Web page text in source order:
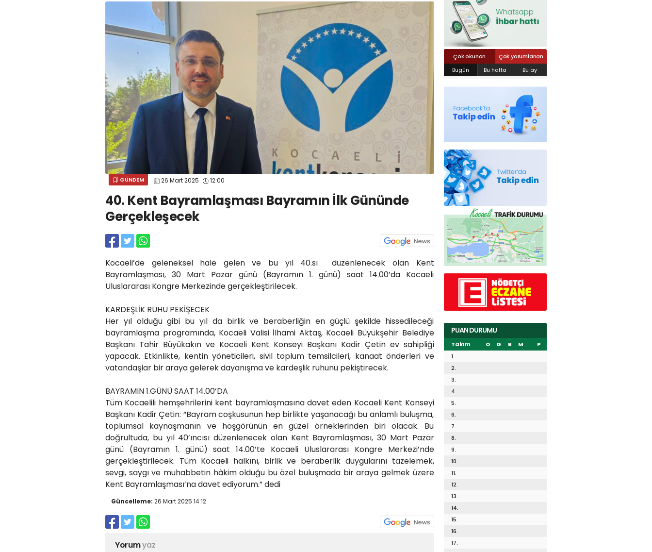
GÜNDEM 26 Mart 2025 12:00
40. Kent Bayramlaşması Bayramın İlk Gününde
Gerçekleşecek
Kocaeli’de geleneksel hale gelen ve bu yıl 40.sı düzenlenecek olan Kent
Bayramlaşması, 30 Mart Pazar günü (Bayramın 1. günü) saat 14.00’da Kocaeli
Uluslararası Kongre Merkezinde gerçekleştirilecek.
KARDEŞLİK RUHU PEKİŞECEK
Her yıl olduğu gibi bu yıl da birlik ve beraberliğin en güçlü şekilde hissedileceği
bayramlaşma programında, Kocaeli Valisi İlhami Aktaş, Kocaeli Büyükşehir Belediye
Başkanı Tahir Büyükakın ve Kocaeli Kent Konseyi Başkanı Kadir Çetin ev sahipliği
yapacak. Etkinlikte, kentin yöneticileri, sivil toplum temsilcileri, kanaat önderleri ve
vatandaşlar bir araya gelerek dayanışma ve kardeşlik ruhunu pekiştirecek.
BAYRAMIN 1.GÜNÜ SAAT 14.00’DA
Tüm Kocaelili hemşehrilerini kent bayramlaşmasına davet eden Kocaeli Kent Konseyi
Başkanı Kadir Çetin: “Bayram coşkusunun hep birlikte yaşanacağı bu anlamlı buluşma,
toplumsal kaynaşmanın ve hoşgörünün en güzel örneklerinden biri olacak. Bu
doğrultuda, bu yıl 40’ıncısı düzenlenecek olan Kent Bayramlaşması, 30 Mart Pazar
günü (Bayramın 1. günü) saat 14.00’te Kocaeli Uluslararası Kongre Merkezi’nde
gerçekleştirilecek. Tüm Kocaeli halkını, birlik ve beraberlik duygularını tazelemek,
sevgi, saygı ve muhabbetin hâkim olduğu bu özel buluşmada bir araya gelmek üzere
Kent Bayramlaşması’na davet ediyorum.” dedi
Güncelleme: 26 Mart 2025 14:12
Yorumyaz
Çok okunan
Çok yorumlanan
Bugün
Bu hafta Bu ay
PUAN DURUMU
Takım O G B M
P
1.
2.
3.
4.
5.
6.
7.
8.
9.
10.
11.
12.
13.
14.
15.
16.
17.
Yahya Kaptan Mahallesi Akkavaklar
kocaelisokak@gmail.com